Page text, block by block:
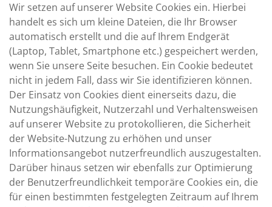
Wir setzen auf unserer Website Cookies ein. Hierbei
handelt es sich um kleine Dateien, die Ihr Browser
automatisch erstellt und die auf Ihrem Endgerät
(Laptop, Tablet, Smartphone etc.) gespeichert werden,
wenn Sie unsere Seite besuchen. Ein Cookie bedeutet
nicht in jedem Fall, dass wir Sie identifizieren können.
Der Einsatz von Cookies dient einerseits dazu, die
Nutzungshäufigkeit, Nutzerzahl und Verhaltensweisen
auf unserer Website zu protokollieren, die Sicherheit
der Website-Nutzung zu erhöhen und unser
Informationsangebot nutzerfreundlich auszugestalten.
Darüber hinaus setzen wir ebenfalls zur Optimierung
der Benutzerfreundlichkeit temporäre Cookies ein, die
für einen bestimmten festgelegten Zeitraum auf Ihrem